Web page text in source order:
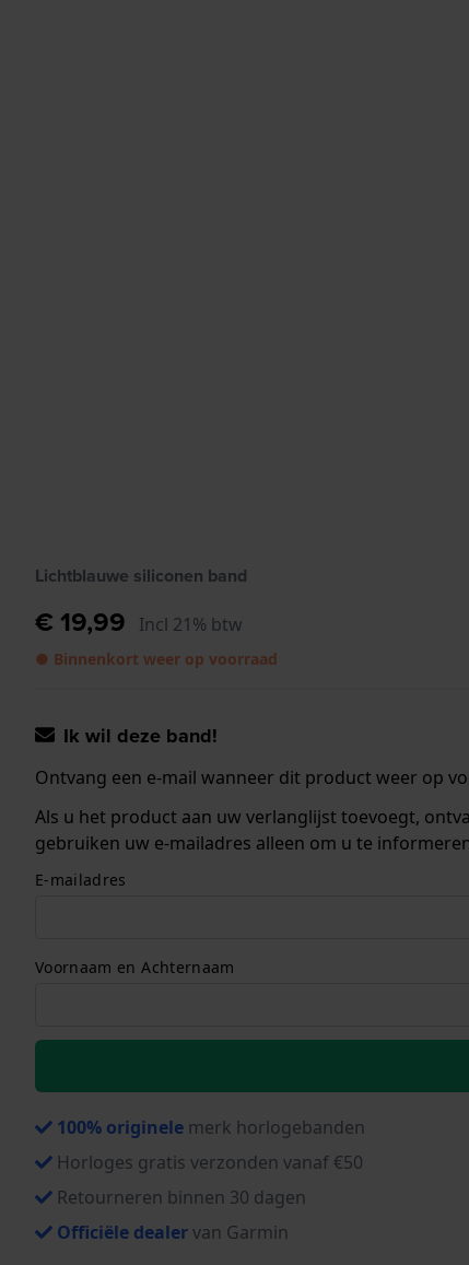
Lichtblauwe siliconen band
€ 19,99 Incl 21% btw
● Binnenkort weer op voorraad
Ik wil deze band!
Ontvang een e-mail wanneer dit product weer op
Als u het product aan uw verlanglijst toevoegt,
gebruiken uw e-mailadres alleen om u te
E-mailadres
Voornaam en Achternaam
100% originele merk horlogebanden
Horloges gratis verzonden vanaf €50
Retourneren binnen 30 dagen
Officiële dealervan Garmin